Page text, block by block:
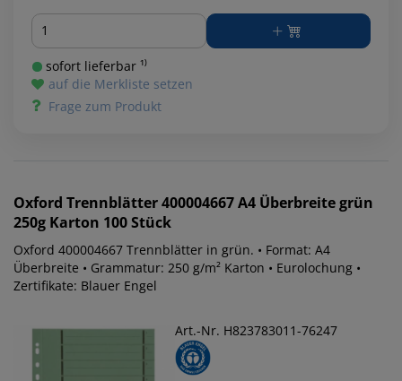
Menge
sofort lieferbar ¹⁾
auf die Merkliste setzen
Frage zum Produkt
Oxford Trennblätter 400004667 A4 Überbreite grün
250g Karton 100 Stück
Oxford 400004667 Trennblätter in grün. • Format: A4
Überbreite • Grammatur: 250 g/m² Karton • Eurolochung •
Zertifikate: Blauer Engel
Art.-Nr. H823783011-76247